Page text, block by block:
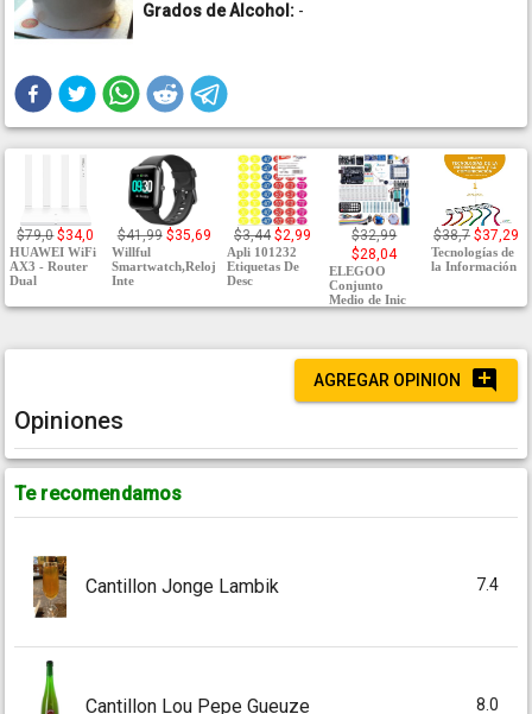
Grados de Alcohol: -
$79,0 $34,0
HUAWEI WiFi
AX3 - Router
Dual
$41,99 $35,69
Willful
Smartwatch,Reloj
Inte
$3,44 $2,99
Apli 101232
Etiquetas De
Desc
$32,99
$28,04
ELEGOO
Conjunto
Medio de Inic
$38,7 $37,29
Tecnologías de
la Información
AGREGAR OPINION
Opiniones
Te recomendamos
Cantillon Jonge Lambik 7.4
Cantillon Lou Pepe Gueuze 8.0